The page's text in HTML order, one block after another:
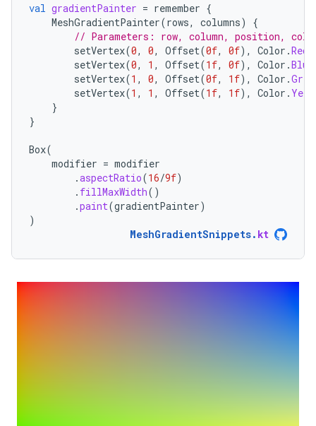
val gradientPainter = remember {
MeshGradientPainter(rows, columns)
{
// Parameters: row, column, position,
setVertex(0, 0, Offset(0f, 0f), Color .Red
setVertex(0, 1 , Offset(1f, 0f), Color .Blue
setVertex(1 , 0, Offset(0f, 1f), Color .
setVertex(1 , 1 , Offset(1f, 1f), Color .
}
}
Box(
modifier = modifier
.aspectRatio(16/9f)
. fillMaxWidth()
.paint(gradientPainter)
)
MeshGradientSnippets. kt